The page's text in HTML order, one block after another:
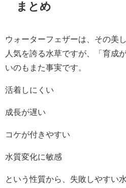
まとめ
ウォーターフェザーは、その美
人気を誇る水草ですが、「育成
いのもまた事実です。
活着しにくい
成長が遅い
コケが付きやすい
水質変化に敏感
という性質から、失敗しやすい